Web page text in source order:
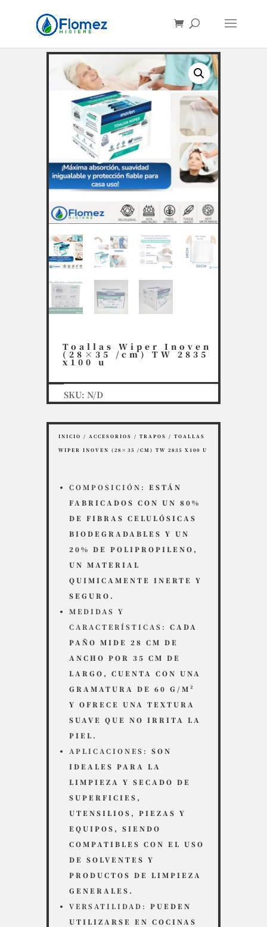
productos
Toallas Wiper Inoven
(28×35 /cm) TW 2835
x100 u
SKU:N/D
INICIO / ACCESORIOS / TRAPOS / TOALLAS
WIPER INOVEN (28×35 /CM) TW 2835 X100 U
COMPOSICIÓN:
ESTÁN
FABRICADOS CON UN 80%
DE FIBRAS CELULÓSICAS
BIODEGRADABLES Y UN
20% DE POLIPROPILENO,
UN MATERIAL
QUIMICAMENTE INERTE Y
SEGURO.
MEDIDAS Y
CARACTERÍSTICAS:
CADA
PAÑO MIDE 28 CM DE
ANCHO POR 35 CM DE
LARGO, CUENTA CON UNA
GRAMATURA DE 60 G/M²
Y OFRECE UNA TEXTURA
SUAVE QUE NO IRRITA LA
PIEL.
APLICACIONES:
SON
IDEALES PARA LA
LIMPIEZA Y SECADO DE
SUPERFICIES,
UTENSILIOS, PIEZAS Y
EQUIPOS, SIENDO
COMPATIBLES CON EL USO
DE SOLVENTES Y
PRODUCTOS DE LIMPIEZA
GENERALES.
VERSATILIDAD:
PUEDEN
UTILIZARSE EN COCINAS